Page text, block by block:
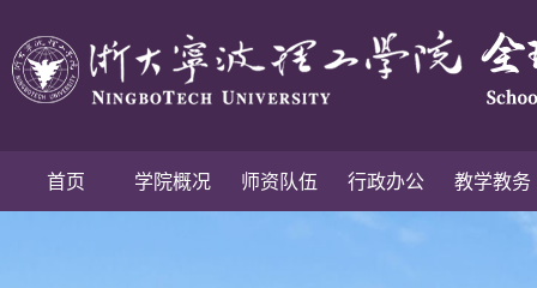
首页 学院概况 师资队伍 行政办公 教学教务